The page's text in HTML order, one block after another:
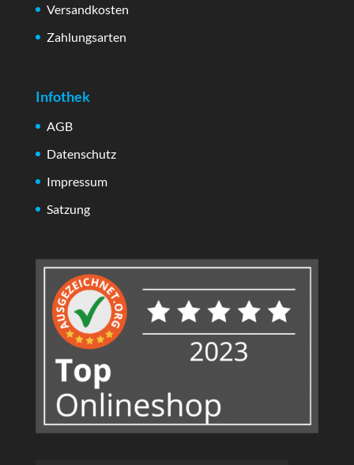
Versandkosten
Zahlungsarten
Infothek
AGB
Datenschutz
Impressum
Satzung